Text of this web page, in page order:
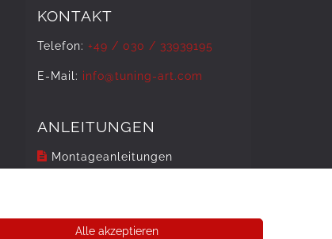
KONTAKT
Telefon: +49 / 030 / 33939195
E-Mail: info@tuning-art.com
ANLEITUNGEN
Montageanleitungen
Alle akzeptieren